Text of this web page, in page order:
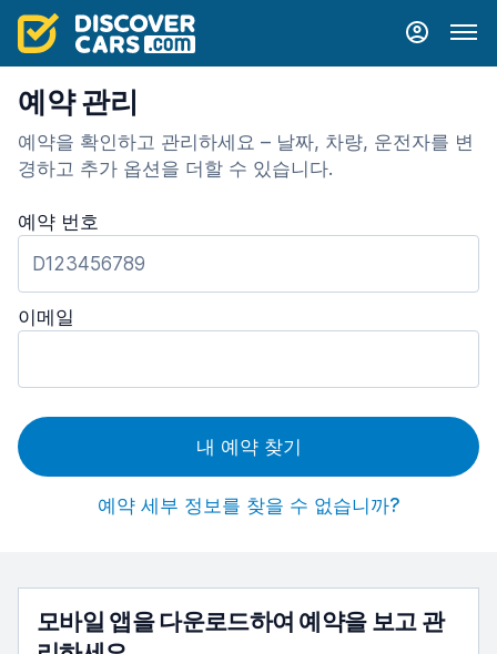
예약 관리
예약을 확인하고 관리하세요 – 날짜, 차량, 운전자를 변
경하고 추가 옵션을 더할 수 있습니다.
예약 번호
이메일
예약 세부 정보를 찾을 수 없습니까?
내 예약 찾기
모바일 앱을 다운로드하여 예약을 보고 관